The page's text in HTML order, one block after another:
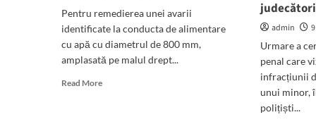
viitoarele
alegeri,
profilul
candidatului
PSD,
dar
dar
în
Pentru remedierea unei avarii
identificate la conducta de alimentare
cu apă cu diametrul de 800 mm,
amplasată pe malul drept...
Read MoreRead
admin
Urmare a
penal care
infracțiunii
unui minor,
polițiști...